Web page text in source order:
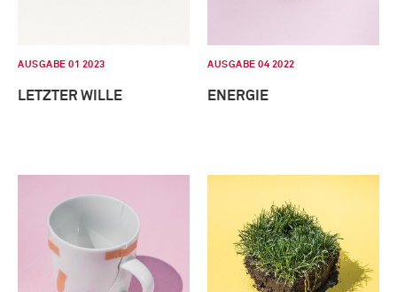
AUSGABE 01 2023
LETZTER WILLE
AUSGABE 04 2022
ENERGIE